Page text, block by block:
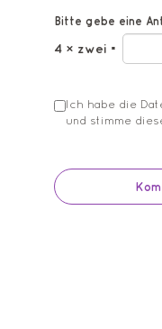
Bitte gebe eine
4 × zwei =
Ich habe die
und stimme